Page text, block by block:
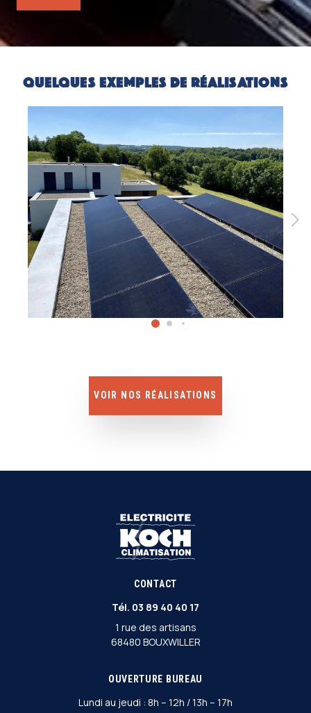
QUELQUES EXEMPLES DE RÉALISATIONS
VOIR NOS RÉALISATIONS
CONTACT
Tél. 03 89 40 40 17
1 rue des artisans
68480 BOUXWILLER
OUVERTURE BUREAU
Lundi au jeudi : 8h – 12h / 13h – 17h